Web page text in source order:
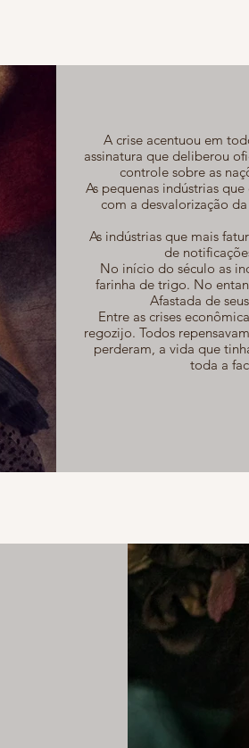
A crise acentuou em
assinatura que deliberou
controle sobre as
As pequenas indústrias
com a desvalorização
As indústrias que mais
de
No início do século as
farinha de trigo. No
Afastada de
Entre as crises
regozijo. Todos
perderam, a vida que
toda a